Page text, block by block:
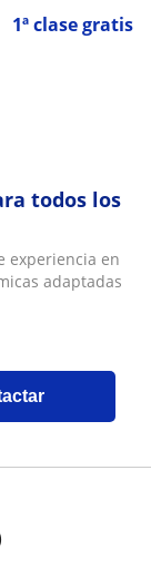
1ª clase gratis
todos los
experiencia en
adaptadas